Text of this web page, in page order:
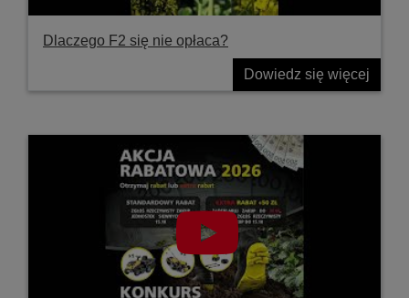
Dlaczego F2 się nie opłaca?
Dowiedz się więcej